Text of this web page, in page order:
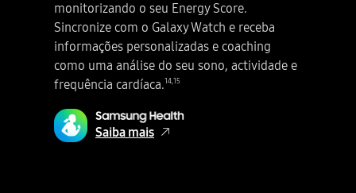
monitorizando o seu Energy Score.
Sincronize com o Galaxy Watch e receba
informações personalizadas e coaching
como uma análise do seu sono, actividade e
frequência cardíaca.14 15
Saiba mais